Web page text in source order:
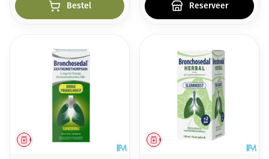
Bestel Reserveer
Geneesmiddel Geneesmiddel